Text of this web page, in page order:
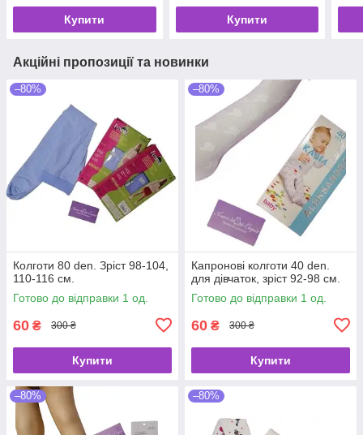
Купити Купити
Акційні пропозиції та новинки
–80%
Колготи 80 den. Зріст 98-104,
110-116 см.
Готово до відправки 1 од.
60 ₴ 300 ₴
Купити
–80%
Капронові колготи 40 den.
для дівчаток, зріст 92-98 см.
Готово до відправки 1 од.
60 ₴ 300 ₴
Купити
–80% –80%